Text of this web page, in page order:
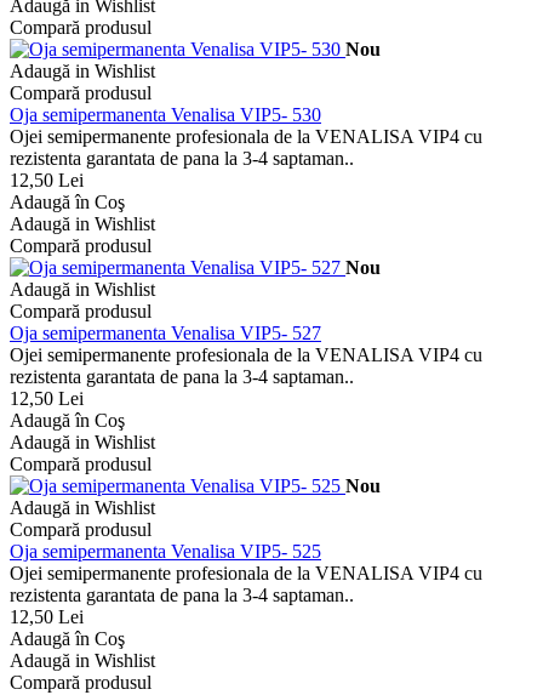
Adaugă in Wishlist
Compară produsul
Nou
Adaugă in Wishlist
Compară produsul
Oja semipermanenta Venalisa VIP5- 530
Ojei semipermanente profesionala de la VENALISA VIP4 cu
rezistenta garantata de pana la 3-4 saptaman..
12,50 Lei
Adaugă în Coş
Adaugă in Wishlist
Compară produsul
Nou
Adaugă in Wishlist
Compară produsul
Oja semipermanenta Venalisa VIP5- 527
Ojei semipermanente profesionala de la VENALISA VIP4 cu
rezistenta garantata de pana la 3-4 saptaman..
12,50 Lei
Adaugă în Coş
Adaugă in Wishlist
Compară produsul
Nou
Adaugă in Wishlist
Compară produsul
Oja semipermanenta Venalisa VIP5- 525
Ojei semipermanente profesionala de la VENALISA VIP4 cu
rezistenta garantata de pana la 3-4 saptaman..
12,50 Lei
Adaugă în Coş
Adaugă in Wishlist
Compară produsul